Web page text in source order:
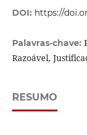
DOI: https://
Palavras-chave:
Razoável,
RESUMO